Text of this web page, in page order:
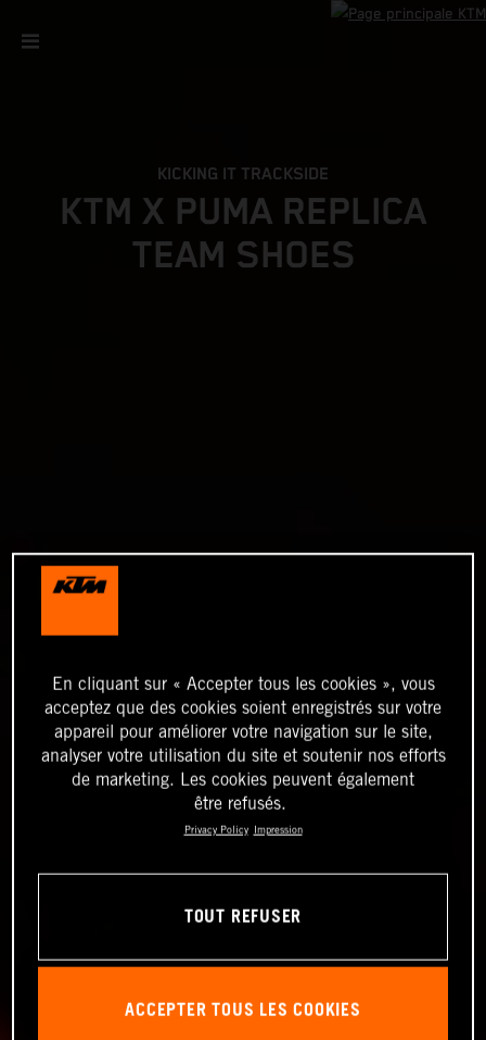
KICKING IT TRACKSIDE
KTM X PUMA REPLICA
TEAM SHOES
En cliquant sur « Accepter tous les cookies », vous
acceptez que des cookies soient enregistrés sur votre
appareil pour améliorer votre navigation sur le site,
analyser votre utilisation du site et soutenir nos efforts
de marketing. Les cookies peuvent également
être refusés.
Privacy Policy Impression
TOUT REFUSER
ACCEPTER TOUS LES COOKIES